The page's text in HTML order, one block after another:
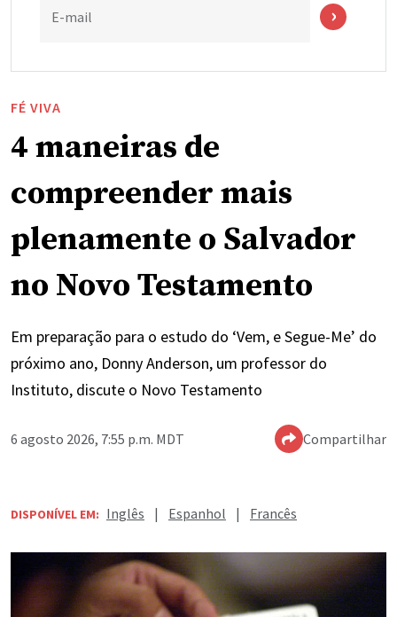
E-mail
FÉ VIVA
4 maneiras de
compreender mais
plenamente o Salvador
no Novo Testamento
Em preparação para o estudo do ‘Vem, e Segue-Me’ do
próximo ano, Donny Anderson, um professor do
Instituto, discute o Novo Testamento
6 agosto 2026, 7:55 p.m. MDT Compartilhar
DISPONÍVEL EM: Inglês | Espanhol | Francês